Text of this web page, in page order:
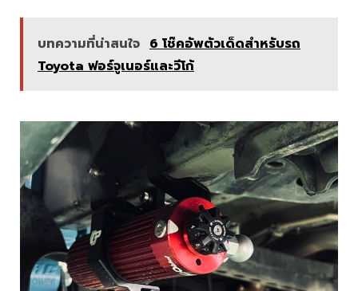
บทความที่น่าสนใจ 6 โช๊คอัพตัวเด็ดสำหรับรถ
Toyota ฟอร์จูเนอร์และวีโก้